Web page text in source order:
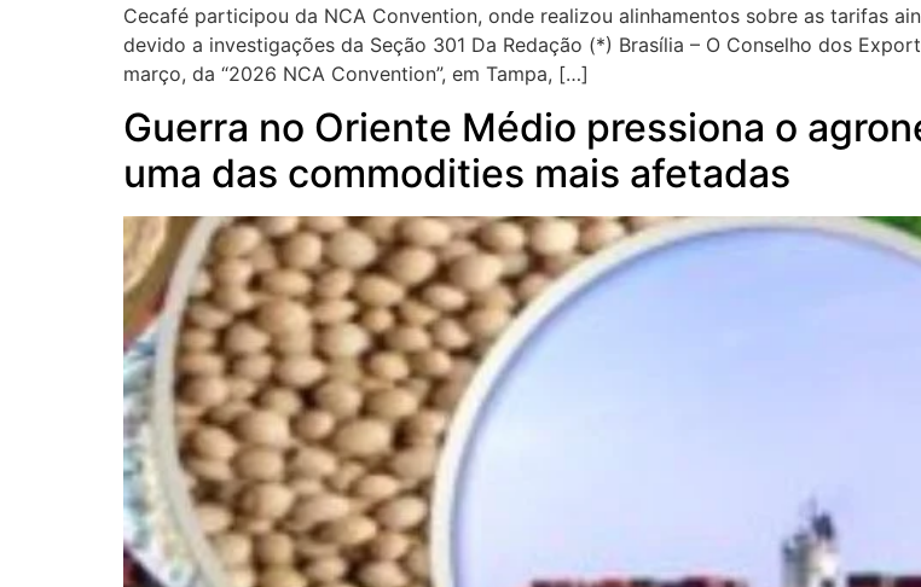
Cecafé participou da NCA Convention, onde realizou alinhamentos sobre as tarifas
devido a investigações da Seção 301 Da Redação (*) Brasília – O Conselho dos
março, da “2026 NCA Convention”, em Tampa, […]
Guerra no Oriente Médio pressiona o
uma das commodities mais afetadas